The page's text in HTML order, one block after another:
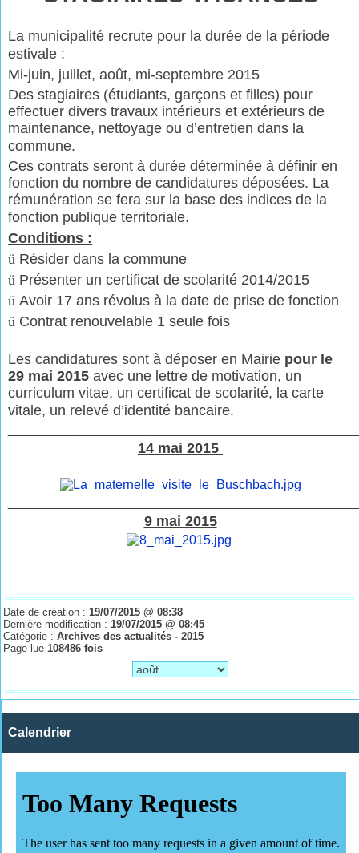
La municipalité recrute pour la durée de la période
estivale :
Mi-juin, juillet, août, mi-septembre 2015
Des stagiaires (étudiants, garçons et filles) pour
effectuer divers travaux intérieurs et extérieurs de
maintenance, nettoyage ou d’entretien dans la
commune.
Ces contrats seront à durée déterminée à définir en
fonction du nombre de candidatures déposées. La
rémunération se fera sur la base des indices de la
fonction publique territoriale.
Conditions :
ü Résider dans la commune
ü Présenter un certificat de scolarité 2014/2015
ü Avoir 17 ans révolus à la date de prise de fonction
ü Contrat renouvelable 1 seule fois
Les candidatures sont à déposer en Mairie pour le
29 mai 2015avec une lettre de motivation, un
curriculum vitae, un certificat de scolarité, la carte
vitale, un relevé d’identité bancaire.
14 mai 2015
9 mai 2015
Date de création : 19/07/2015 @ 08:38
Dernière modification : 19/07/2015 @ 08:45
Catégorie :Archives des actualités - 2015
Page lue 108486 fois
Calendrier